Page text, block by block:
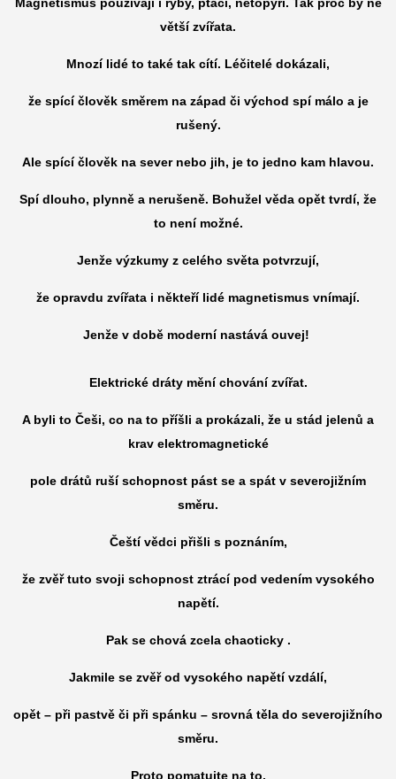
větší zvířata.
Mnozí lidé to také tak cítí. Léčitelé dokázali,
že spící člověk směrem na západ či východ spí málo a je
rušený.
Ale spící člověk na sever nebo jih, je to jedno kam hlavou.
Spí dlouho, plynně a nerušeně. Bohužel věda opět tvrdí, že
to není možné.
Jenže výzkumy z celého světa potvrzují,
že opravdu zvířata i někteří lidé magnetismus vnímají.
Jenže v době moderní nastává ouvej!
Elektrické dráty mění chování zvířat.
A byli to Češi, co na to příšli a prokázali, že u stád jelenů a
krav elektromagnetické
pole drátů ruší schopnost pást se a spát v severojižním
směru.
Čeští vědci přišli s poznáním,
že zvěř tuto svoji schopnost ztrácí pod vedením vysokého
napětí.
Pak se chová zcela chaoticky .
Jakmile se zvěř od vysokého napětí vzdálí,
opět – při pastvě či při spánku – srovná těla do severojižního
směru.
Proto pomatujte na to,